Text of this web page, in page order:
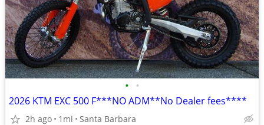
• •
2026 KTM EXC 500 F***NO ADM**No Dealer fees****
2h ago 1mi Santa Barbara